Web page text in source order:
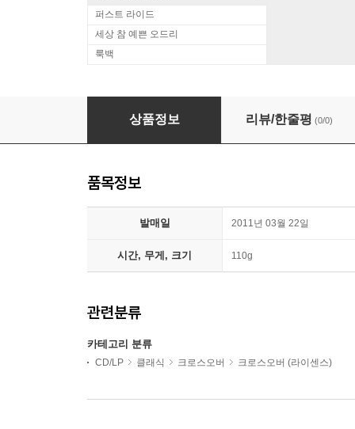
퍼스트 라이드
세상 참 예쁜 오드리
룩백
임형주 - Misty Moon (리패키지)
상품정보 리뷰/한줄평 (0/0)
품목정보
발매일 2011년 03월 22일
시간, 무게, 크기 110g
관련분류
카테고리 분류
CD/LP 클래식 크로스오버 크로스오버 (라이센스)